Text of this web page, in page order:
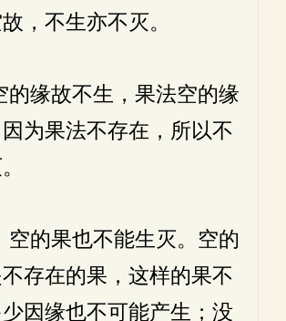
，不生亦不灭。
缘故不生，果法空的缘
为果法不存在，所以不
的果也不能生灭。空的
存在的果，这样的果不
因缘也不可能产生；没